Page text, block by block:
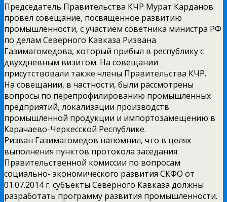
Председатель Правительства КЧР Мурат Карданов
провел совещание, посвященное развитию
промышленности, с участием советника министра РФ
по делам Северного Кавказа Ризвана
Газимагомедова, который прибыл в республику с
двухдневным визитом. На совещании
присутствовали также члены Правительства КЧР.
На совещании, в частности, были рассмотрены
вопросы по перепрофилированию промышленных
предприятий, локализации производств
промышленной продукции и импортозамещению в
Карачаево-Черкесской Республике.
Ризван Газимагомедов напомнил, что в целях
выполнения пунктов протокола заседания
Правительственной комиссии по вопросам
социально- экономического развития СКФО от
01.07.2014 г. субъекты Северного Кавказа должны
разработать программу развития промышленности.